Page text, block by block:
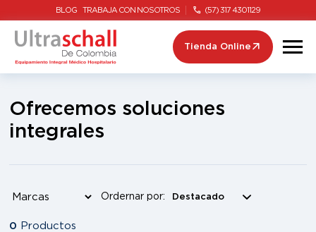
BLOG TRABAJA CON NOSOTROS (57) 317 4301129
Tienda Online
Ofrecemos soluciones
integrales
Ordernar por:
0 Productos